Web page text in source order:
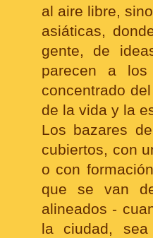
al aire libre,
asiáticas,
gente, de
parecen a
concentrado
de la vida y la
Los bazares
cubiertos, con
o con
que se van
alineados -
la ciudad,